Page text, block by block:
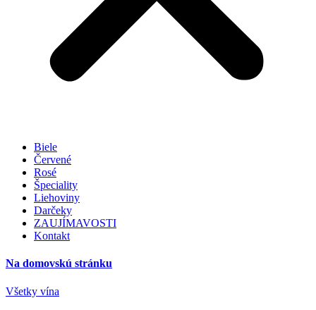
Biele
Červené
Rosé
Špeciality
Liehoviny
Darčeky
ZAUJÍMAVOSTI
Kontakt
Na domovskú stránku
Všetky vína